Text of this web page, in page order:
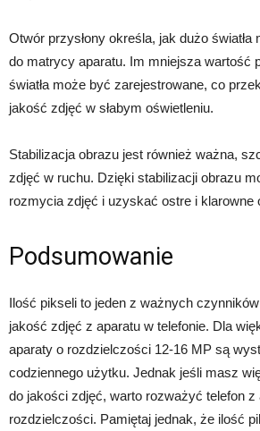
Otwór przysłony określa, jak dużo
do matrycy aparatu. Im mniejsza wartość
światła może być zarejestrowane, co
jakość zdjęć w słabym oświetleniu.
Stabilizacja obrazu jest również ważna,
zdjęć w ruchu. Dzięki stabilizacji obrazu
rozmycia zdjęć i uzyskać ostre i klarowne
Podsumowanie
Ilość pikseli to jeden z ważnych
jakość zdjęć z aparatu w telefonie. Dla
aparaty o rozdzielczości 12-16 MP są
codziennego użytku. Jednak jeśli masz
do jakości zdjęć, warto rozważyć telefon
rozdzielczości. Pamiętaj jednak, że ilość